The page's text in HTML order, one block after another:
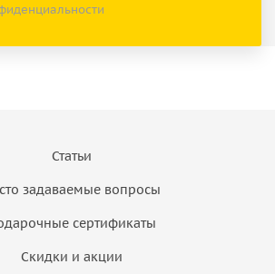
Статьи
задаваемые вопросы
сертификаты
Скидки и акции